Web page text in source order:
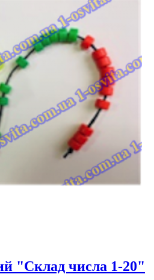
"Склад числа 1-20"